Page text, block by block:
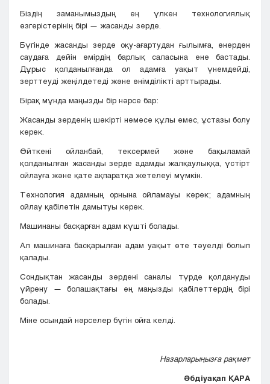
Біздің заманымыздың ең үлкен технологиялық
өзгерістерінің бірі — жасанды зерде.
Бүгінде жасанды зерде оқу-ағартудан ғылымға, өнерден
саудаға дейін өмірдің барлық саласына ене бастады.
Дұрыс қолданылғанда ол адамға уақыт үнемдейді,
зерттеуді жеңілдетеді және өнімділікті арттырады.
Бірақ мұнда маңызды бір нәрсе бар:
Жасанды зерденің шәкірті немесе құлы емес, ұстазы болу
керек.
Өйткені ойланбай, тексермей және бақыламай
қолданылған жасанды зерде адамды жалқаулыққа, үстірт
ойлауға және қате ақпаратқа жетелеуі мүмкін.
Технология адамның орнына ойламауы керек; адамның
ойлау қабілетін дамытуы керек.
Машинаны басқарған адам күшті болады.
Ал машинаға басқарылған адам уақыт өте тәуелді болып
қалады.
Сондықтан жасанды зердені саналы түрде қолдануды
үйрену — болашақтағы ең маңызды қабілеттердің бірі
болады.
Міне осындай нәрселер бүгін ойға келді.
Назарларыңызға рақмет
Әбдіуақап ҚАРА